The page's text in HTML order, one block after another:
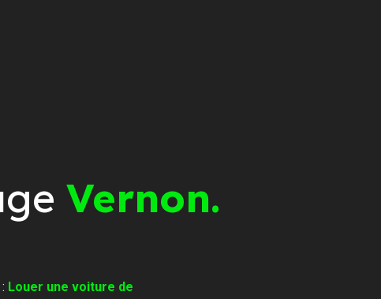
Vernon.
Louer une voiture de